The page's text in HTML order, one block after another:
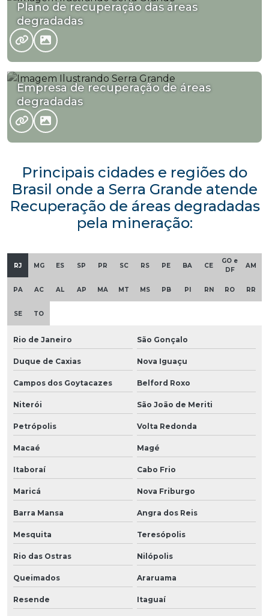
Plano de recuperação das áreas
degradadas
Empresa de recuperação de áreas
degradadas
Principais cidades e regiões do
Brasil onde a Serra Grande atende
Recuperação de áreas degradadas
pela mineração:
RJ MG ES SP PR SC RS PE BA CE
GO e
DF
AM
PA AC AL AP MA MT MS PB PI RN RO RR
SE TO
Rio de Janeiro São Gonçalo
Duque de Caxias Nova Iguaçu
Campos dos Goytacazes Belford Roxo
Niterói São João de Meriti
Petrópolis Volta Redonda
Macaé Magé
Itaboraí Cabo Frio
Maricá Nova Friburgo
Barra Mansa Angra dos Reis
Mesquita Teresópolis
Rio das Ostras Nilópolis
Queimados Araruama
Resende Itaguaí